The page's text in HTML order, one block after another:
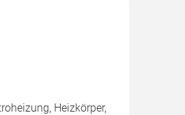
Heizkörper,